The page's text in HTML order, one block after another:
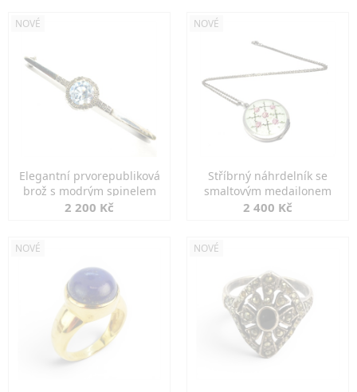
NOVÉ
Elegantní prvorepubliková
brož s modrým spinelem
2 200 Kč
NOVÉ
Stříbrný náhrdelník se
smaltovým medailonem
2 400 Kč
NOVÉ NOVÉ